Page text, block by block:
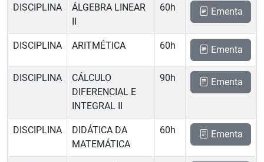
DISCIPLINA
ÁLGEBRA LINEAR
II
60h Ementa
DISCIPLINA ARITMÉTICA 60h Ementa
DISCIPLINA
CÁLCULO
DIFERENCIAL E
INTEGRAL II
90h Ementa
DISCIPLINA
DIDÁTICA DA
MATEMÁTICA
60h Ementa